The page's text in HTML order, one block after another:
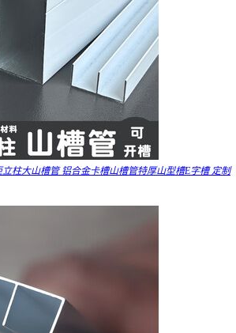
柱大山槽管 铝合金卡槽山槽管特厚山型槽E字槽 定制